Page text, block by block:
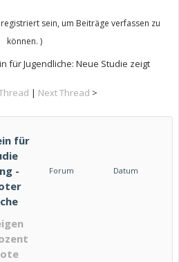
sein, um Beiträge verfassen zu
können. )
für Jugendliche: Neue Studie zeigt
| Next Thread >
für
-
Forum Datum